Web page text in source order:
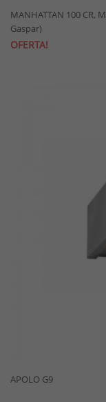
MANHATTAN 100 CR,
Gaspar)
OFERTA!
APOLO G9